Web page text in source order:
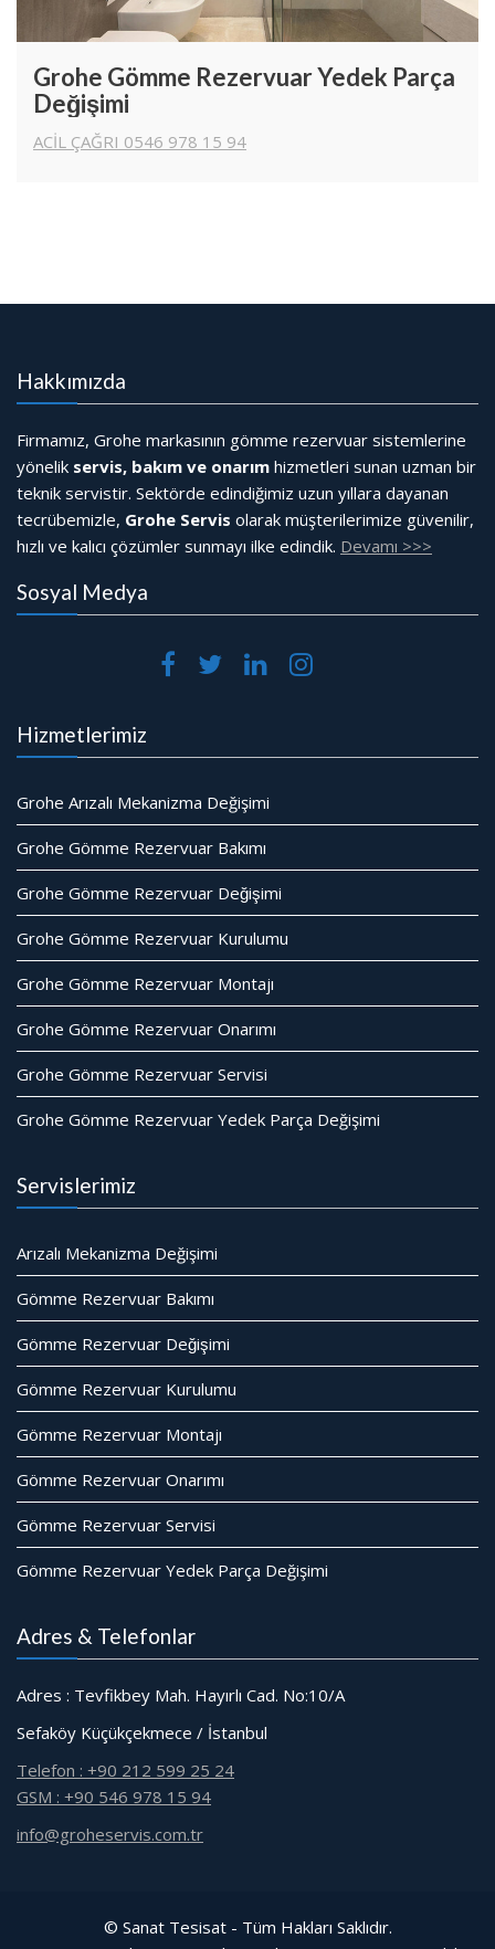
Grohe Gömme Rezervuar Yedek Parça
Değişimi
ACİL ÇAĞRI 0546 978 15 94
Hakkımızda
Firmamız, Grohe markasının gömme rezervuar sistemlerine
yönelik servis, bakım ve onarım hizmetleri sunan uzman bir
teknik servistir. Sektörde edindiğimiz uzun yıllara dayanan
tecrübemizle, Grohe Servis olarak müşterilerimize güvenilir,
hızlı ve kalıcı çözümler sunmayı ilke edindik. Devamı >>>
Sosyal Medya
Hizmetlerimiz
Grohe Arızalı Mekanizma Değişimi
Grohe Gömme Rezervuar Bakımı
Grohe Gömme Rezervuar Değişimi
Grohe Gömme Rezervuar Kurulumu
Grohe Gömme Rezervuar Montajı
Grohe Gömme Rezervuar Onarımı
Grohe Gömme Rezervuar Servisi
Grohe Gömme Rezervuar Yedek Parça Değişimi
Servislerimiz
Arızalı Mekanizma Değişimi
Gömme Rezervuar Bakımı
Gömme Rezervuar Değişimi
Gömme Rezervuar Kurulumu
Gömme Rezervuar Montajı
Gömme Rezervuar Onarımı
Gömme Rezervuar Servisi
Gömme Rezervuar Yedek Parça Değişimi
Adres & Telefonlar
Adres : Tevfikbey Mah. Hayırlı Cad. No:10/A
Sefaköy Küçükçekmece / İstanbul
Telefon : +90 212 599 25 24
GSM : +90 546 978 15 94
info@groheservis.com.tr
© Sanat Tesisat - Tüm Hakları Saklıdır.